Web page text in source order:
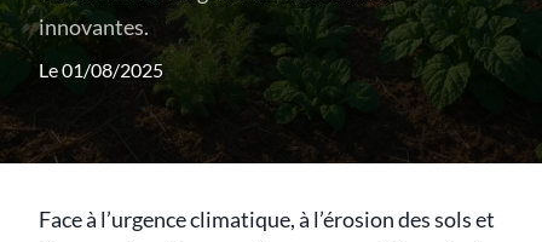
innovantes.
Le 01/08/2025
Face à l’urgence climatique, à l’érosion des sols et